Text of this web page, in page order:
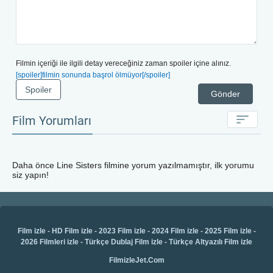
Filmin içeriği ile ilgili detay vereceğiniz zaman spoiler içine alınız.
[spoiler]filmin sonunda başrol ölmüyor[/spoiler]
Gönder
Spoiler
Film Yorumları
Daha önce Line Sisters filmine yorum yazılmamıştır, ilk yorumu
siz yapın!
Film izle- HD Film izle- 2023 Film izle- 2024 Film izle- 2025 Film izle-
2026 Filmleri izle - Türkçe Dublaj Film izle - Türkçe Altyazılı Film izle
FilmizleJet.Com